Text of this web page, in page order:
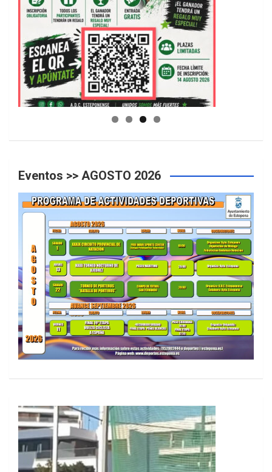
GUIA DE INSTALACIONES DEPORTIVAS
Eventos >> AGOSTO 2026